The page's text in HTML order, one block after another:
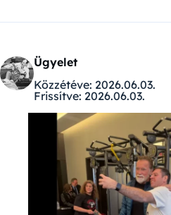
Ügyelet
Közzétéve: 2026.06.03.
Frissítve: 2026.06.03.